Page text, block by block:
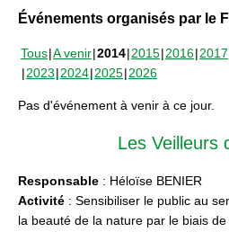
Événements organisés par le
Tous A venir 2014 2015 2016 2017
2023 2024 2025 2026
Pas d'événement à venir à ce jour.
Les Veilleurs
Responsable : Héloïse BENIER
Activité : Sensibiliser le public au
la beauté de la nature par le biais